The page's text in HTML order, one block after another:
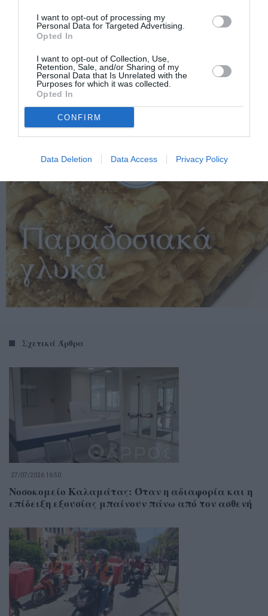
I want to opt-out of processing my
Personal Data for Targeted Advertising.
Opted In
I want to opt-out of Collection, Use,
Retention, Sale, and/or Sharing of my
Personal Data that Is Unrelated with the
Purposes for which it was collected.
Opted In
CONFIRM
Data Deletion Data Access Privacy Policy
Σχετικά Άρθρα
27/07/2026 16:50
Νοσοκομείο Καλαμάτας: Όταν η αδιαφορία και η
επίδειξη εξουσίας μπαίνουν πάνω από τον ασθενή